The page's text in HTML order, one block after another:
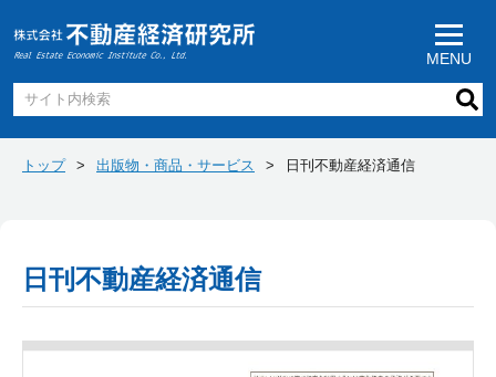
MENU
トップ 出版物・商品・サービス 日刊不動産経済通信
日刊不動産経済通信